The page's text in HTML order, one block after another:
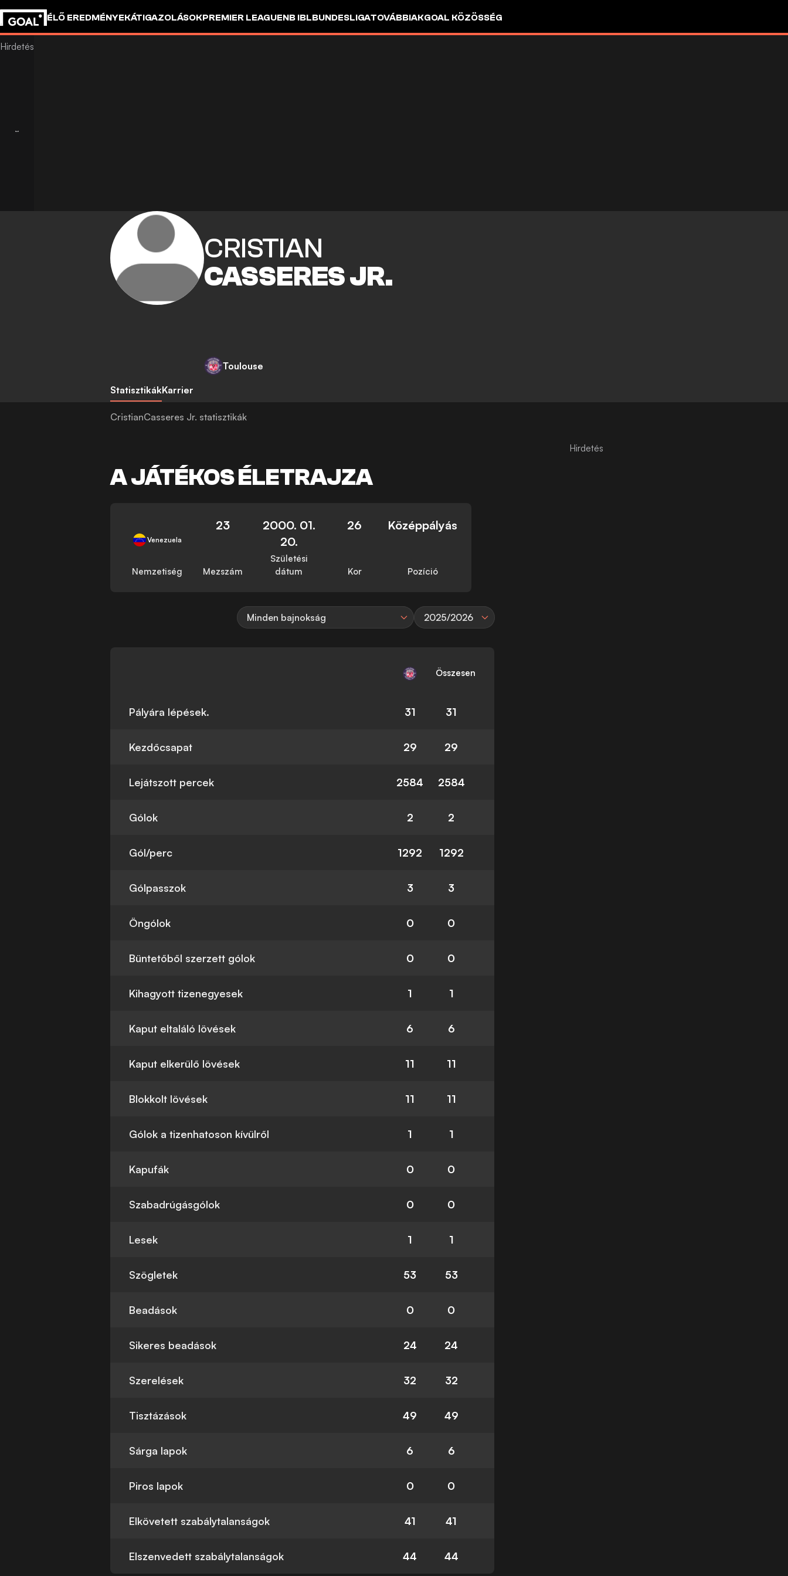
ÉLŐ EREDMÉNYEKÁTIGAZOLÁSOKPREMIER LEAGUENB IBLBUNDESLIGATOVÁBBIAKGOAL KÖZÖSSÉG
CRISTIAN
CASSERES JR.
Toulouse
StatisztikákKarrier
CristianCasseres Jr. statisztikák
A JÁTÉKOS ÉLETRAJZA
Venezuela
Nemzetiség
23
Mezszám
2000. 01.
20.
Születési
dátum
26
Kor
Középpályás
Pozíció
Minden bajnokság 2025/2026
Összesen
Pályára lépések. 31 31
Kezdőcsapat 29 29
Lejátszott percek 2584 2584
Gólok 2 2
Gól/perc 1292 1292
Gólpasszok 3 3
Öngólok 0 0
Büntetőből szerzett gólok 0 0
Kihagyott tizenegyesek 1 1
Kaput eltaláló lövések 6 6
Kaput elkerülő lövések 11 11
Blokkolt lövések 11 11
Gólok a tizenhatoson kívülről 1 1
Kapufák 0 0
Szabadrúgásgólok 0 0
Lesek 1 1
Szögletek 53 53
Beadások 0 0
Sikeres beadások 24 24
Szerelések 32 32
Tisztázások 49 49
Sárga lapok 6 6
Piros lapok 0 0
Elkövetett szabálytalanságok 41 41
Elszenvedett szabálytalanságok 44 44